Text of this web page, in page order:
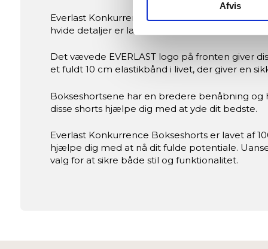
Vi og vores
forbedre den.
Vi anvender også første-
eller klik på “Tilpas” for at
Afvis
Everlast Konkurrence Bokseshorts er det
hvide detaljer er lavet af høj kvalitets satin
Det vævede EVERLAST logo på fronten giver
et fuldt 10 cm elastikbånd i livet, der giver en
Bokseshortsene har en bredere benåbning
disse shorts hjælpe dig med at yde dit bedste.
Everlast Konkurrence Bokseshorts er lavet af
hjælpe dig med at nå dit fulde potentiale.
valg for at sikre både stil og funktionalitet.